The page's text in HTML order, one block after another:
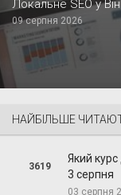
Локальне SEO у
09 серпня 2026
НАЙБІЛЬШЕ
3619
Який
3 серпня
03 серпня